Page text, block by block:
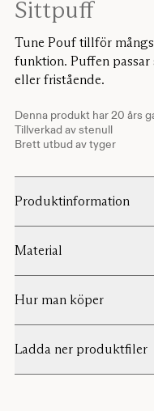
Sittpuff
Tune Pouf tillför
funktion. Puffen
eller fristående.
Denna produkt har 20 års
Tillverkad av stenull
Brett utbud av tyger
Produktinformation
Material
Hur man köper
Ladda ner produktfiler